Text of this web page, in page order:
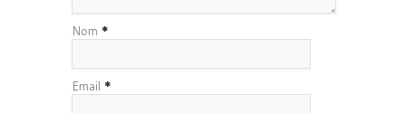
Nom *
Email *